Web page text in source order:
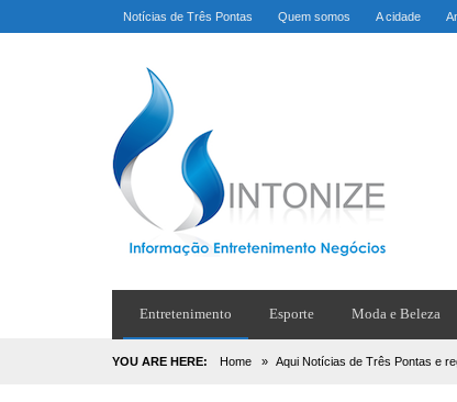
Notícias de Três Pontas Quem somos A cidade
Entretenimento Esporte Moda e Beleza
YOU ARE HERE: Home » Aqui Notícias de Três Pontas e